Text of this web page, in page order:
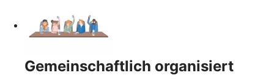
Gemeinschaftlich organisiert